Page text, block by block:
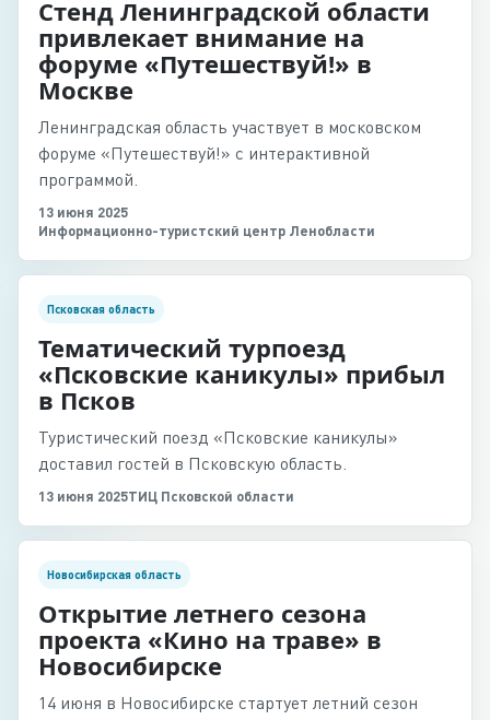
Стенд Ленинградской области
привлекает внимание на
форуме «Путешествуй!» в
Москве
Ленинградская область участвует в московском
форуме «Путешествуй!» с интерактивной
программой.
13 июня 2025
Информационно-туристский центр Ленобласти
Псковская область
Тематический турпоезд
«Псковские каникулы» прибыл
в Псков
Туристический поезд «Псковские каникулы»
доставил гостей в Псковскую область.
13 июня 2025ТИЦ Псковской области
Новосибирская область
Открытие летнего сезона
проекта «Кино на траве» в
Новосибирске
14 июня в Новосибирске стартует летний сезон